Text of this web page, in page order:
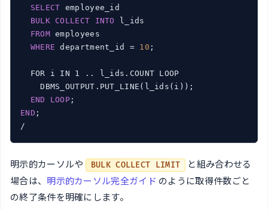
SELECT employee_id
BULK
COLLECT INTO
l_ids
FROM employees
WHERE department_id = 10 ;
  FOR i IN 1 .. l_ids.COUNT LOOP
    DBMS_OUTPUT.PUT_LINE(l_ids(i));
END
LOOP
END ;
/
明示的カーソルや BULK COLLECT LIMIT
と組み合わせる
場合は、 明示的カーソル完全ガイド のように取得件数ごと
の終了条件を明確にします。